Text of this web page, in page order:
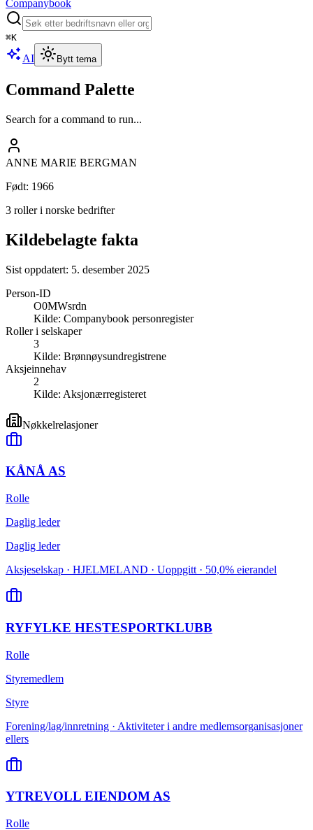
Companybook
⌘K
AI Bytt tema
Command Palette
Search for a command to run...
ANNE MARIE BERGMAN
Født: 1966
3 roller i norske bedrifter
Kildebelagte fakta
Sist oppdatert: 5. desember 2025
Person-ID
O0MWsrdn
Kilde: Companybook personregister
Roller i selskaper
3
Kilde: Brønnøysundregistrene
Aksjeinnehav
2
Kilde: Aksjonærregisteret
Nøkkelrelasjoner
KÅNÅ AS
Rolle
Daglig leder
Daglig leder
Aksjeselskap · HJELMELAND · Uoppgitt · 50,0% eierandel
RYFYLKE HESTESPORTKLUBB
Rolle
Styremedlem
Styre
Forening/lag/innretning · Aktiviteter i andre medlemsorganisasjoner
ellers
YTREVOLL EIENDOM AS
Rolle